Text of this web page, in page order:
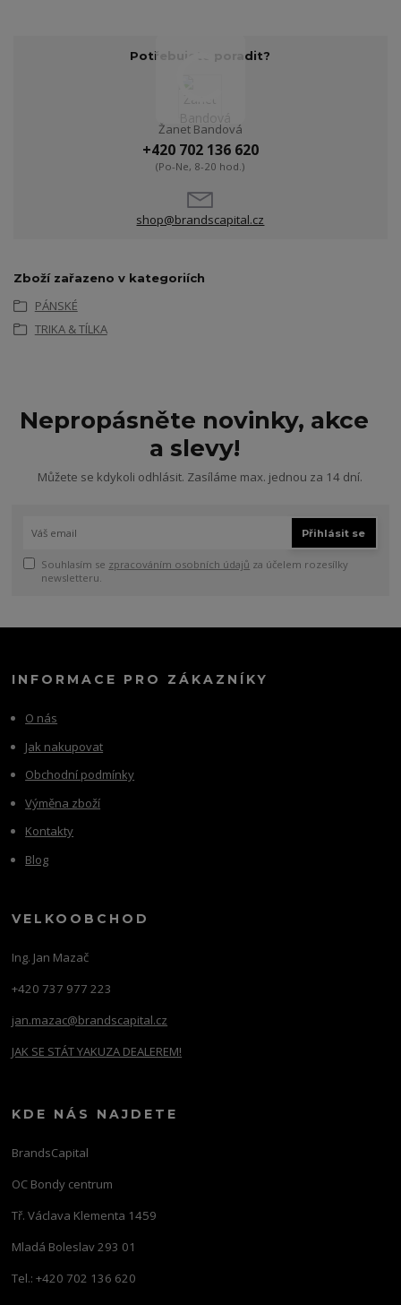
Potřebujete poradit?
Žanet Bandová
+420 702 136 620
(Po-Ne, 8-20 hod.)
shop@brandscapital.cz
Zboží zařazeno v kategoriích
PÁNSKÉ
TRIKA & TÍLKA
Nepropásněte novinky, akce
a slevy!
Můžete se kdykoli odhlásit. Zasíláme max. jednou za 14 dní.
Přihlásit se
Souhlasím se zpracováním osobních údajů za účelem rozesílky
newsletteru.
INFORMACE PRO ZÁKAZNÍKY
O nás
Jak nakupovat
Obchodní podmínky
Výměna zboží
Kontakty
Blog
VELKOOBCHOD
Ing. Jan Mazač
+420 737 977 223
jan.mazac@brandscapital.cz
JAK SE STÁT YAKUZA DEALEREM!
KDE NÁS NAJDETE
BrandsCapital
OC Bondy centrum
Tř. Václava Klementa 1459
Mladá Boleslav 293 01
Tel.: +420 702 136 620